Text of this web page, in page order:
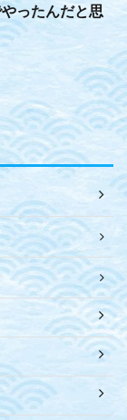
ったんだと思